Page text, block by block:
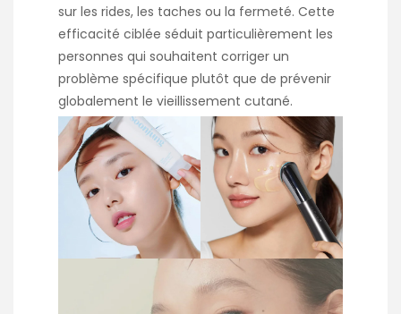
sur les rides, les taches ou la fermeté. Cette
efficacité ciblée séduit particulièrement les
personnes qui souhaitent corriger un
problème spécifique plutôt que de prévenir
globalement le vieillissement cutané.